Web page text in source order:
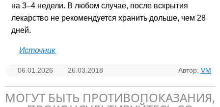
на 3–4 недели. В любом случае, после вскрытия
лекарство не рекомендуется хранить дольше, чем 28
дней.
Источник
06.01.2026 26.03.2018 Автор: VM
МОГУТ БЫТЬ ПРОТИВОПОКАЗАНИЯ,